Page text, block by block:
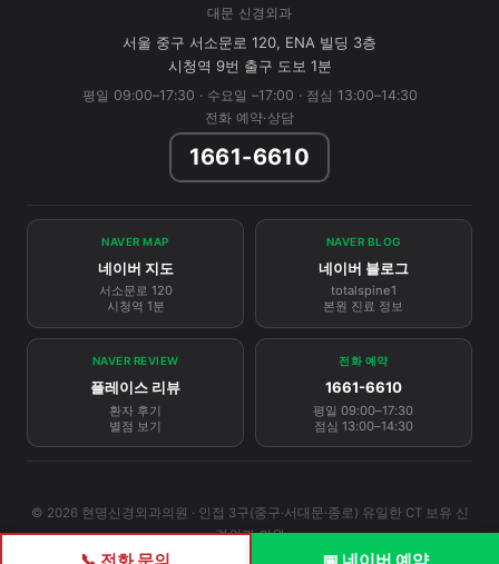
대문 신경외과
서울 중구 서소문로 120, ENA 빌딩 3층
시청역 9번 출구 도보 1분
평일 09:00–17:30 · 수요일 –17:00 · 점심 13:00–14:30
전화 예약·상담
1661-6610
NAVER MAP
네이버 지도
서소문로 120
시청역 1분
NAVER BLOG
네이버 블로그
totalspine1
본원 진료 정보
NAVER REVIEW
플레이스 리뷰
환자 후기
별점 보기
전화 예약
1661-6610
평일 09:00–17:30
점심 13:00–14:30
© 2026 현명신경외과의원 · 인접 3구(중구·서대문·종로) 유일한 CT 보유 신
경외과 의원
📞 전화 문의 📅 네이버 예약